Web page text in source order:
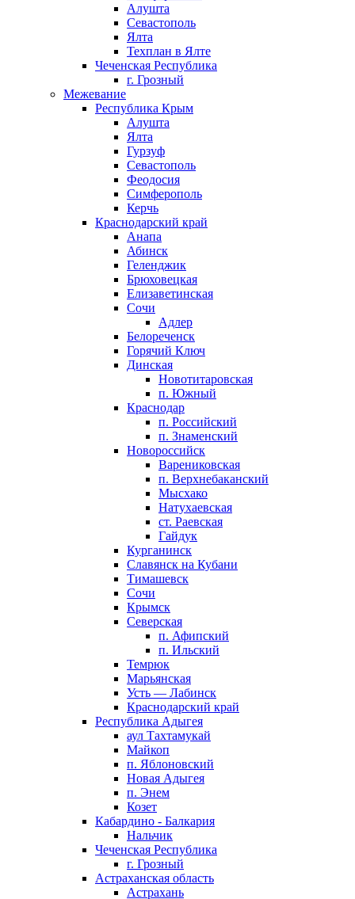
Алушта
Севастополь
Ялта
Техплан в Ялте
Чеченская Республика
г. Грозный
Межевание
Республика Крым
Алушта
Ялта
Гурзуф
Севастополь
Феодосия
Симферополь
Керчь
Краснодарский край
Анапа
Абинск
Геленджик
Брюховецкая
Елизаветинская
Сочи
Адлер
Белореченск
Горячий Ключ
Динская
Новотитаровская
п. Южный
Краснодар
п. Российский
п. Знаменский
Новороссийск
Варениковская
п. Верхнебаканский
Мысхако
Натухаевская
ст. Раевская
Гайдук
Курганинск
Славянск на Кубани
Тимашевск
Сочи
Крымск
Северская
п. Афипский
п. Ильский
Темрюк
Марьянская
Усть — Лабинск
Краснодарский край
Республика Адыгея
аул Тахтамукай
Майкоп
п. Яблоновский
Новая Адыгея
п. Энем
Козет
Кабардино - Балкария
Нальчик
Чеченская Республика
г. Грозный
Астраханская область
Астрахань